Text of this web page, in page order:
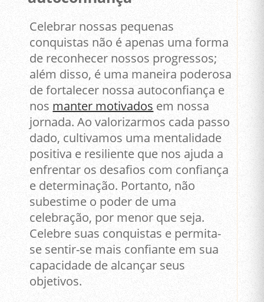
Celebrar nossas pequenas
conquistas não é apenas uma forma
de reconhecer nossos progressos;
além disso, é uma maneira poderosa
de fortalecer nossa autoconfiança e
nos manter motivados em nossa
jornada. Ao valorizarmos cada passo
dado, cultivamos uma mentalidade
positiva e resiliente que nos ajuda a
enfrentar os desafios com confiança
e determinação. Portanto, não
subestime o poder de uma
celebração, por menor que seja.
Celebre suas conquistas e permita-
se sentir-se mais confiante em sua
capacidade de alcançar seus
objetivos.